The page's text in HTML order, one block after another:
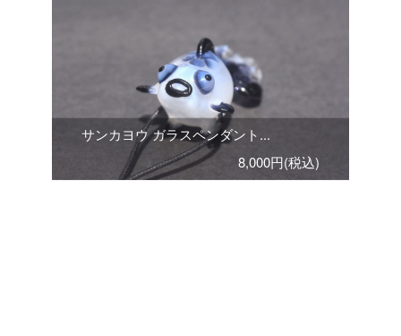
サンカヨウ ガラスペンダント...
8,000円(税込)